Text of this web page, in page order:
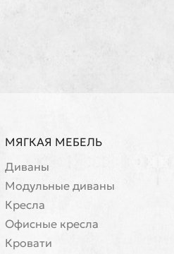
МЯГКАЯ МЕБЕЛЬ
Диваны
Модульные диваны
Кресла
Офисные кресла
Кровати